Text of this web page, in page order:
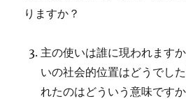
りますか？
主の使いは誰に現われます
いの社会的位置はどうでし
れたのはどういう意味ですか